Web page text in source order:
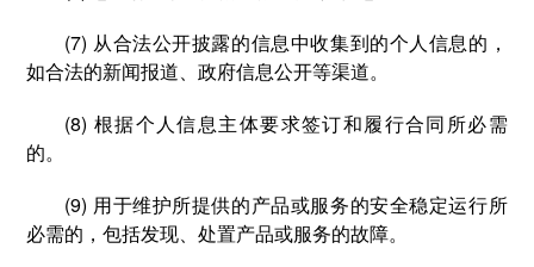
(7) 从合法公开披露的信息中收集到的个人信息的，
如合法的新闻报道、政府信息公开等渠道。
(8) 根据个人信息主体要求签订和履行合同所必需
的。
(9) 用于维护所提供的产品或服务的安全稳定运行所
必需的，包括发现、处置产品或服务的故障。